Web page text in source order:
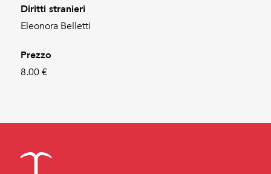
Diritti stranieri
Eleonora Belletti
Prezzo
8.00 €